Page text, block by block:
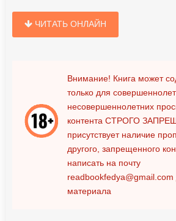
ЧИТАТЬ ОНЛАЙН
Внимание! Книга может
только для
несовершеннолетних
контента СТРОГО
присутствует наличие
другого, запрещенного
написать на почту
readbookfedya@gmail.com
материала